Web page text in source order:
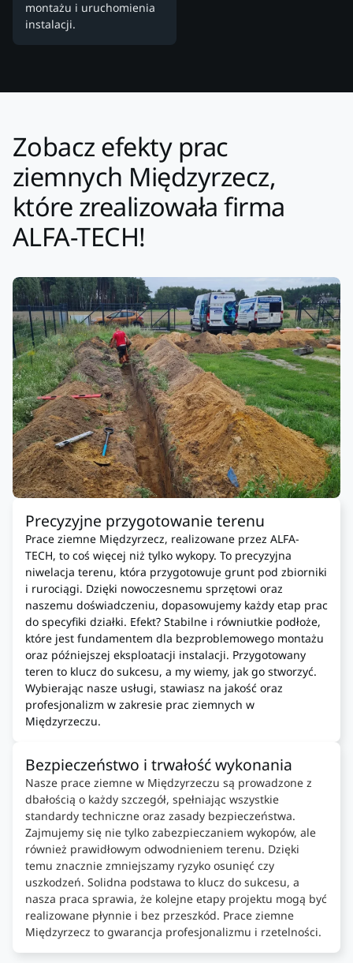
montażu i uruchomienia
instalacji.
Zobacz efekty prac
ziemnych Międzyrzecz,
które zrealizowała firma
ALFA-TECH!
Precyzyjne przygotowanie terenu
Prace ziemne Międzyrzecz, realizowane przez ALFA-
TECH, to coś więcej niż tylko wykopy. To precyzyjna
niwelacja terenu, która przygotowuje grunt pod zbiorniki
i rurociągi. Dzięki nowoczesnemu sprzętowi oraz
naszemu doświadczeniu, dopasowujemy każdy etap prac
do specyfiki działki. Efekt? Stabilne i równiutkie podłoże,
które jest fundamentem dla bezproblemowego montażu
oraz późniejszej eksploatacji instalacji. Przygotowany
teren to klucz do sukcesu, a my wiemy, jak go stworzyć.
Wybierając nasze usługi, stawiasz na jakość oraz
profesjonalizm w zakresie prac ziemnych w
Międzyrzeczu.
Bezpieczeństwo i trwałość wykonania
Nasze prace ziemne w Międzyrzeczu są prowadzone z
dbałością o każdy szczegół, spełniając wszystkie
standardy techniczne oraz zasady bezpieczeństwa.
Zajmujemy się nie tylko zabezpieczaniem wykopów, ale
również prawidłowym odwodnieniem terenu. Dzięki
temu znacznie zmniejszamy ryzyko osunięć czy
uszkodzeń. Solidna podstawa to klucz do sukcesu, a
nasza praca sprawia, że kolejne etapy projektu mogą być
realizowane płynnie i bez przeszkód. Prace ziemne
Międzyrzecz to gwarancja profesjonalizmu i rzetelności.